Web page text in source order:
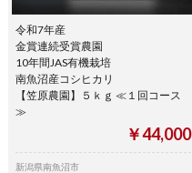
令和7年産
金賞連続受賞農園
10年間JAS有機栽培
南魚沼産コシヒカリ
【笠原農園】５ｋｇ ≪１回コース
≫
￥44,000
新潟県南魚沼市